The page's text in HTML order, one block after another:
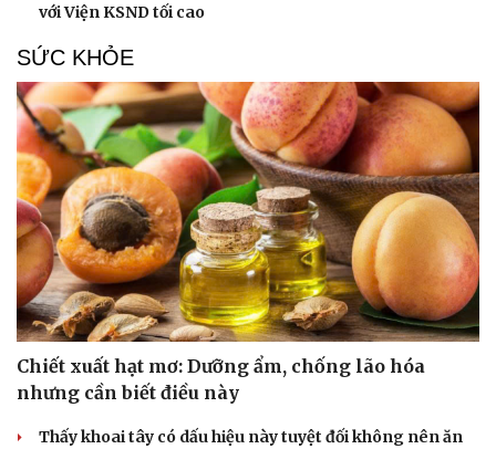
Cải chính
với Viện KSND tối cao
SỨC KHỎE
Chiết xuất hạt mơ: Dưỡng ẩm, chống lão hóa
nhưng cần biết điều này
Thấy khoai tây có dấu hiệu này tuyệt đối không nên ăn